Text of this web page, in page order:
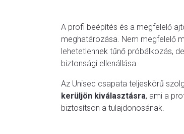
A profi beépítés és a megfelelő
meghatározása. Nem megfelelő
lehetetlennek tűnő próbálkozás,
biztonsági ellenállása.
Az Unisec csapata teljeskörű
kerüljön kiválasztásra, ami a
biztosítson a tulajdonosának.